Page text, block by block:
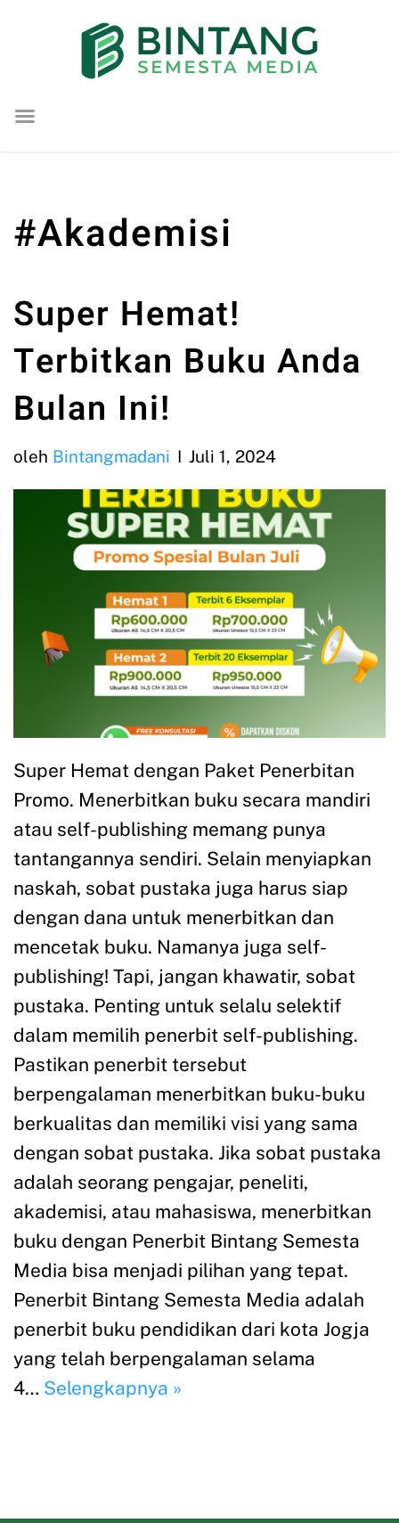
konten
#Akademisi
Super Hemat!
Terbitkan Buku Anda
Bulan Ini!
oleh Bintangmadani Juli 1, 2024
Super Hemat dengan Paket Penerbitan
Promo. Menerbitkan buku secara mandiri
atau self-publishing memang punya
tantangannya sendiri. Selain menyiapkan
naskah, sobat pustaka juga harus siap
dengan dana untuk menerbitkan dan
mencetak buku. Namanya juga self-
publishing! Tapi, jangan khawatir, sobat
pustaka. Penting untuk selalu selektif
dalam memilih penerbit self-publishing.
Pastikan penerbit tersebut
berpengalaman menerbitkan buku-buku
berkualitas dan memiliki visi yang sama
dengan sobat pustaka. Jika sobat pustaka
adalah seorang pengajar, peneliti,
akademisi, atau mahasiswa, menerbitkan
buku dengan Penerbit Bintang Semesta
Media bisa menjadi pilihan yang tepat.
Penerbit Bintang Semesta Media adalah
penerbit buku pendidikan dari kota Jogja
yang telah berpengalaman selama
4… Selengkapnya »